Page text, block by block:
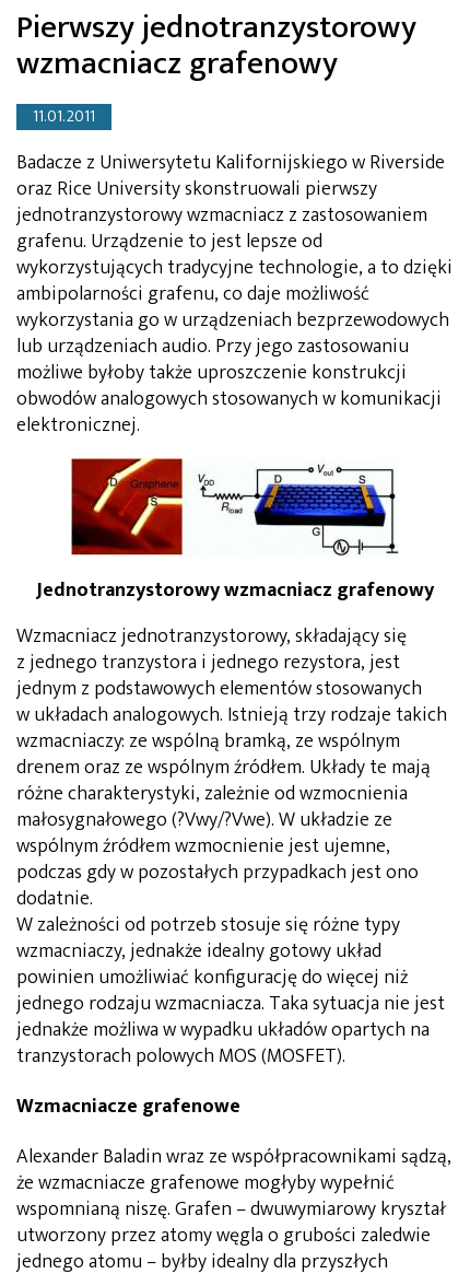
Pierwszy jednotranzystorowy
wzmacniacz grafenowy
11.01.2011
Badacze z Uniwersytetu Kalifornijskiego w Riverside
oraz Rice University skonstruowali pierwszy
jednotranzystorowy wzmacniacz z zastosowaniem
grafenu. Urządzenie to jest lepsze od
wykorzystujących tradycyjne technologie, a to dzięki
ambipolarności grafenu, co daje możliwość
wykorzystania go w urządzeniach bezprzewodowych
lub urządzeniach audio. Przy jego zastosowaniu
możliwe byłoby także uproszczenie konstrukcji
obwodów analogowych stosowanych w komunikacji
elektronicznej.
Jednotranzystorowy wzmacniacz grafenowy
Wzmacniacz jednotranzystorowy, składający się
z jednego tranzystora i jednego rezystora, jest
jednym z podstawowych elementów stosowanych
w układach analogowych. Istnieją trzy rodzaje takich
wzmacniaczy: ze wspólną bramką, ze wspólnym
drenem oraz ze wspólnym źródłem. Układy te mają
różne charakterystyki, zależnie od wzmocnienia
małosygnałowego (?Vwy/?Vwe). W układzie ze
wspólnym źródłem wzmocnienie jest ujemne,
podczas gdy w pozostałych przypadkach jest ono
dodatnie.
W zależności od potrzeb stosuje się różne typy
wzmacniaczy, jednakże idealny gotowy układ
powinien umożliwiać konfigurację do więcej niż
jednego rodzaju wzmacniacza. Taka sytuacja nie jest
jednakże możliwa w wypadku układów opartych na
tranzystorach polowych MOS (MOSFET).
Wzmacniacze grafenowe
Alexander Baladin wraz ze współpracownikami sądzą,
że wzmacniacze grafenowe mogłyby wypełnić
wspomnianą niszę. Grafen – dwuwymiarowy kryształ
utworzony przez atomy węgla o grubości zaledwie
jednego atomu – byłby idealny dla przyszłych